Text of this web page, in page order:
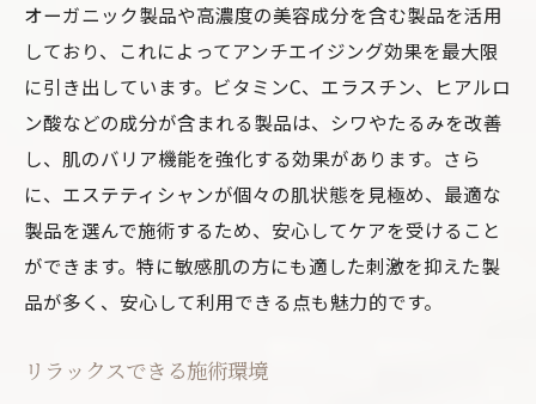
オーガニック製品や高濃度の美容成分を含む製品を活用
しており、これによってアンチエイジング効果を最大限
に引き出しています。ビタミンC、エラスチン、ヒアルロ
ン酸などの成分が含まれる製品は、シワやたるみを改善
し、肌のバリア機能を強化する効果があります。さら
に、エステティシャンが個々の肌状態を見極め、最適な
製品を選んで施術するため、安心してケアを受けること
ができます。特に敏感肌の方にも適した刺激を抑えた製
品が多く、安心して利用できる点も魅力的です。
リラックスできる施術環境